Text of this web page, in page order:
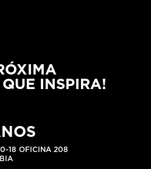
INSPIRA!
18 OFICINA 208